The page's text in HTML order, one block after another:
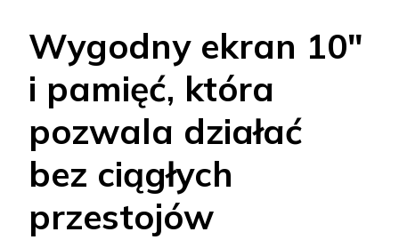
Wygodny ekran 10"
i pamięć, która
pozwala działać
bez ciągłych
przestojów